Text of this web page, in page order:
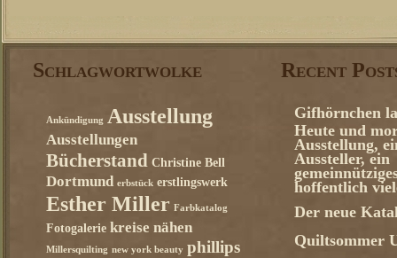
Schlagwortwolke
Ankündigung Ausstellung
Ausstellungen
Bücherstand Christine Bell
Dortmund erbstück erstlingswerk
Esther Miller Farbkatalog
Fotogalerie kreise nähen
Millersquilting new york beauty phillips
Recent
Gifhörnchen
Heute und
Ausstellung,
Aussteller, ein
hoffentlich
Der neue
Quiltsommer